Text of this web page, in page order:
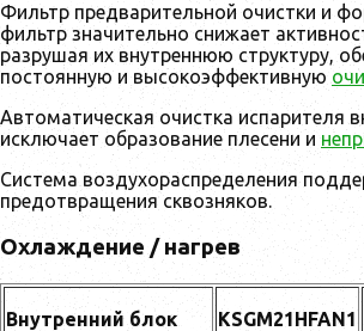
Фильтр предварительной очистки и
фильтр значительно снижает
разрушая их внутреннюю структуру,
постоянную и высокоэффективную
Автоматическая очистка испарителя
исключает образование плесени и
Система воздухораспределения
предотвращения сквозняков.
Охлаждение / нагрев
Внутренний блок KSGM21HFAN1